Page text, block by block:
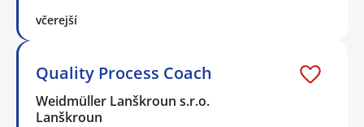
včerejší
Quality Process Coach
Weidmüller Lanškroun s.r.o.
Lanškroun